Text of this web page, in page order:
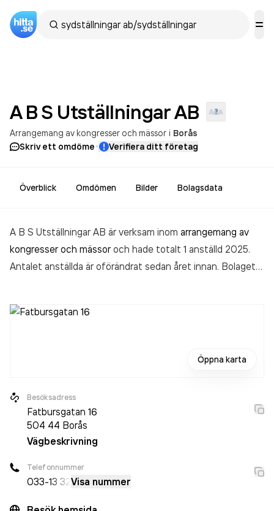
A B S UtställningarAB
Arrangemang av kongresser och mässor i Borås
Skriv ett omdöme· Verifiera ditt företag
Överblick Omdömen Bilder Bolagsdata
A B S Utställningar AB är verksam inom arrangemang av
kongresser och mässoroch hade totalt 1 anställd 2025.
Antalet anställda är oförändrat sedan året innan. Bolaget
räkenskapsåret (2025).
Öppna karta
Besöksadress
Fatbursgatan 16
504 44 Borås
Vägbeskrivning
Telefonnummer
033-13 32Visa nummer